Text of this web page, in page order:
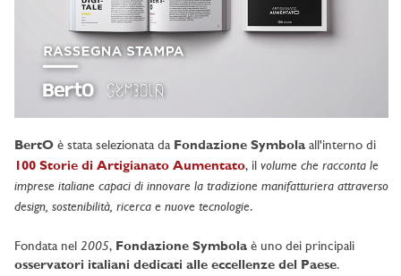
BertO è stata selezionata da Fondazione Symbola all'interno di
100 Storie di Artigianato Aumentato, il volume che racconta le
imprese italiane capaci di innovare la tradizione manifatturiera attraverso
design, sostenibilità, ricerca e nuove tecnologie.
Fondata nel 2005, Fondazione Symbola è uno dei principali
osservatori italiani dedicati alle eccellenze del Paese.